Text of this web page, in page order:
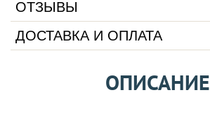
ОТЗЫВЫ
ДОСТАВКА И ОПЛАТА
ОПИСАНИЕ